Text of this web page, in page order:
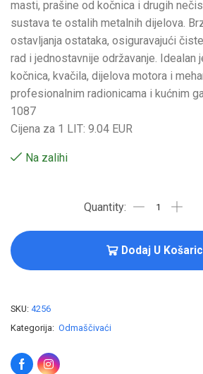
masti, prašine od kočnica i drugih
sustava te ostalih metalnih dijelova.
ostavljanja ostataka, osiguravajući
rad i jednostavnije održavanje. Idealan
kočnica, kvačila, dijelova motora i
profesionalnim radionicama i kućnim
1087
Cijena za 1 LIT: 9.04 EUR
Na zalihi
Dodaj U
SKU: 4256
Kategorija: Odmaščivaći